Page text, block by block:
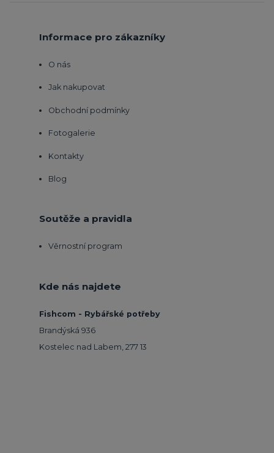
Informace pro zákazníky
O nás
Jak nakupovat
Obchodní podmínky
Fotogalerie
Kontakty
Blog
Soutěže a pravidla
Věrnostní program
Kde nás najdete
Fishcom - Rybářské potřeby
Brandýská 936
Kostelec nad Labem, 277 13